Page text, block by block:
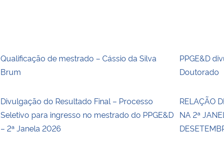
Qualificação de mestrado – Cássio da Silva
Brum
PPGE&D
Doutorado
Divulgação do Resultado Final – Processo
Seletivo para ingresso no mestrado do PPGE&D
– 2ª Janela 2026
RELAÇÃO
NA 2ª